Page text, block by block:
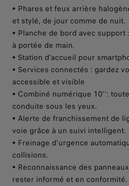
• Phares et feux arrière
et stylé, de jour comme de nuit.
• Planche de bord avec support
à portée de main.
• Station d'accueil pour
• Services connectés : gardez
accessible et visible
• Combiné numérique 10’’:
conduite sous les yeux.
• Alerte de franchissement de
voie grâce à un suivi intelligent.
• Freinage d’urgence
collisions.
• Reconnaissance des
rester informé et en conformité.